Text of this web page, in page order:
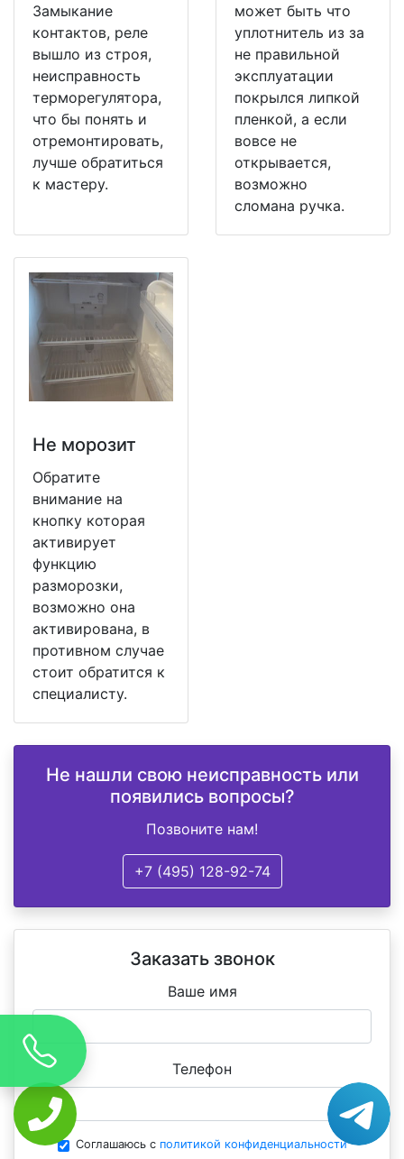
Замыкание
контактов, реле
вышло из строя,
неисправность
терморегулятора,
что бы понять и
отремонтировать,
лучше обратиться
к мастеру.
может быть что
уплотнитель из за
не правильной
эксплуатации
покрылся липкой
пленкой, а если
вовсе не
открывается,
возможно
сломана ручка.
Не морозит
Обратите
внимание на
кнопку которая
активирует
функцию
разморозки,
возможно она
активирована, в
противном случае
стоит обратится к
специалисту.
Не нашли свою неисправность или
появились вопросы?
Позвоните нам!
+7 (495) 128-92-74
Заказать звонок
Ваше имя
Телефон
Соглашаюсь с политикой конфиденциальности